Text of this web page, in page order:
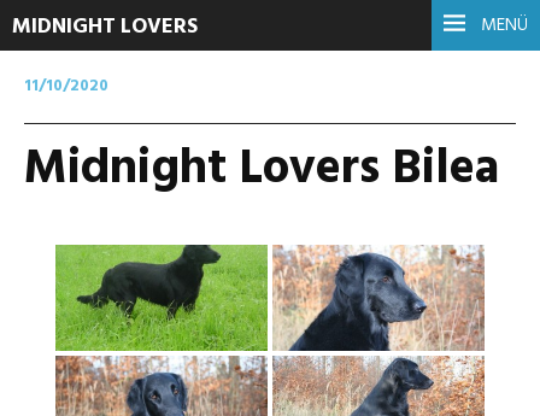
MENÜ
MIDNIGHT LOVERS
11/10/2020
Midnight Lovers Bilea